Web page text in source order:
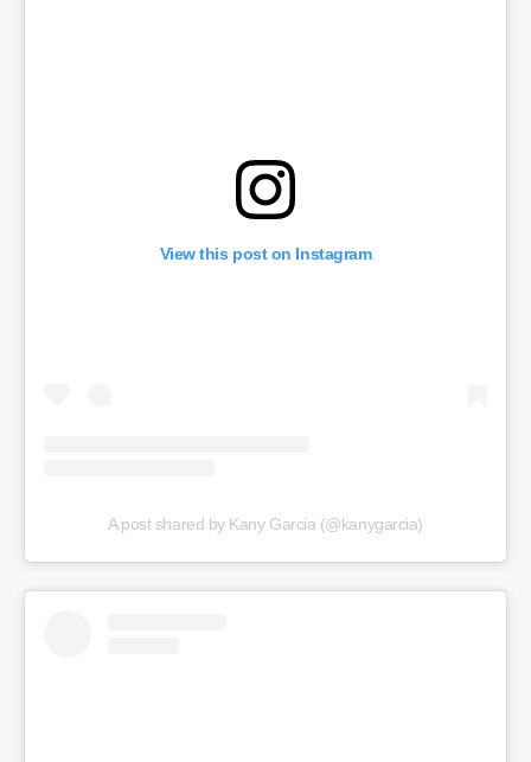
View this post on Instagram
A post shared by Kany Garcia (@kanygarcia)